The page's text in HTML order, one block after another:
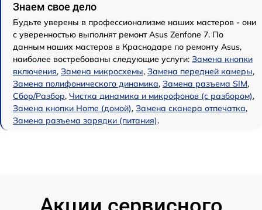
Знаем свое дело
Будьте уверены в профессионализме наших мастеров - они
с уверенностью выполнят ремонт Asus Zenfone 7. По
данным наших мастеров в Краснодаре по ремонту Asus,
наиболее востребованы следующие услуги: Замена кнопки
включения, Замена микросхемы, Замена передней камеры,
Замена полифонического динамика, Замена разъема SIM,
Сбор/Разбор, Чистка динамика и микрофонов (с разбором),
Замена кнопки Home (домой), Замена сканера отпечатка,
Замена разъема зарядки (питания).